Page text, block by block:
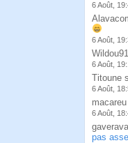
6 Août,
6 Août,
6 Août,
Titoune
6 Août,
6 Août,
pas